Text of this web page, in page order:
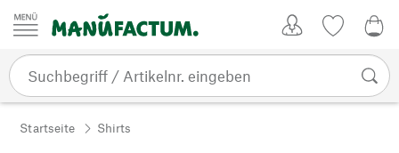
Zum Inhalt springen
Startseite Shirts